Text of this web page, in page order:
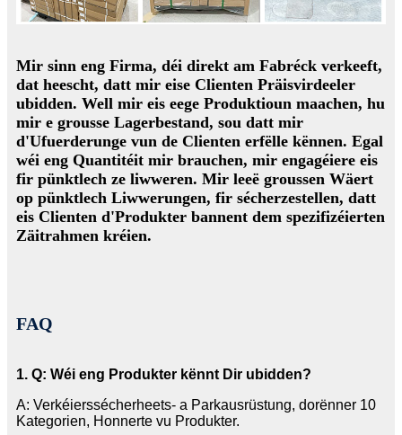
Mir sinn eng Firma, déi direkt am Fabréck verkeeft,
dat heescht, datt mir eise Clienten Präisvirdeeler
ubidden. Well mir eis eege Produktioun maachen, hu
mir e grousse Lagerbestand, sou datt mir
d'Ufuerderunge vun de Clienten erfëlle kënnen. Egal
wéi eng Quantitéit mir brauchen, mir engagéiere eis
fir pünktlech ze liwweren. Mir leeë groussen Wäert
op pünktlech Liwwerungen, fir sécherzestellen, datt
eis Clienten d'Produkter bannent dem spezifizéierten
Zäitrahmen kréien.
FAQ
1. Q: Wéi eng Produkter kënnt Dir ubidden?
A: Verkéierssécherheets- a Parkausrüstung, dorënner 10
Kategorien, Honnerte vu Produkter.